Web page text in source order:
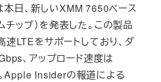
本日、新しいXMM 7650ベース
チップ）を発表した。この製品
LTEをサポートしており、ダ
、アップロード速度は
Apple Insiderの報道による